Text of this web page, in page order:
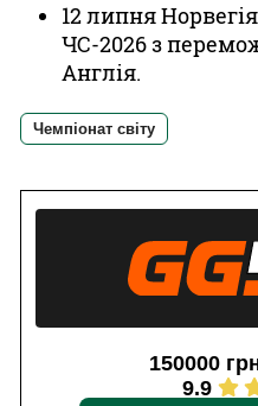
12 липня
ЧС-2026 з
Англія.
Чемпіонат світу
150000
9.9